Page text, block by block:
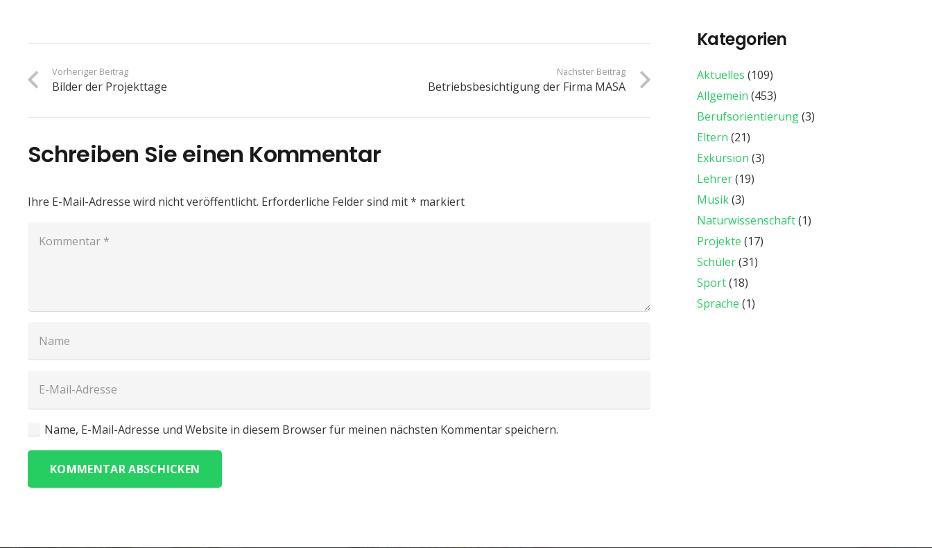
Vorheriger Beitrag
Bilder der Projekttage
Nächster Beitrag
Betriebsbesichtigung der Firma MASA
Schreiben Sie einen Kommentar
Ihre E-Mail-Adresse wird nicht veröffentlicht. Erforderliche Felder sind mit* markiert
Name, E-Mail-Adresse und Website in diesem Browser für meinen nächsten Kommentar speichern.
KOMMENTAR ABSCHICKEN
Kategorien
Aktuelles (109)
Allgemein (453)
Berufsorientierung(3)
Eltern (21)
Exkursion (3)
Lehrer(19)
Musik(3)
Naturwissenschaft(1)
Projekte (17)
Schüler(31)
Sport(18)
Sprache (1)